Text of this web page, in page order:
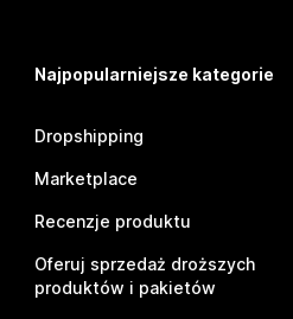
Najpopularniejsze kategorie
Dropshipping
Marketplace
Recenzje produktu
Oferuj sprzedaż droższych
produktów i pakietów